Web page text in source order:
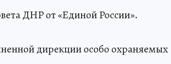
ДНР от «Единой России».
дирекции особо охраняемых